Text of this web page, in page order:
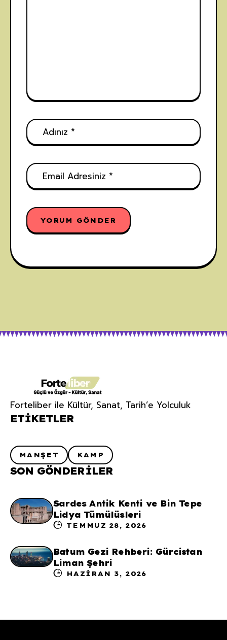
Forteliber ile Kültür, Sanat, Tarih’e Yolculuk
ETIKETLER
MANŞET KAMP
SON GÖNDERILER
Sardes Antik Kenti ve Bin Tepe
Lidya Tümülüsleri
TEMMUZ 28, 2026
Batum Gezi Rehberi: Gürcistan
Liman Şehri
HAZIRAN 3, 2026